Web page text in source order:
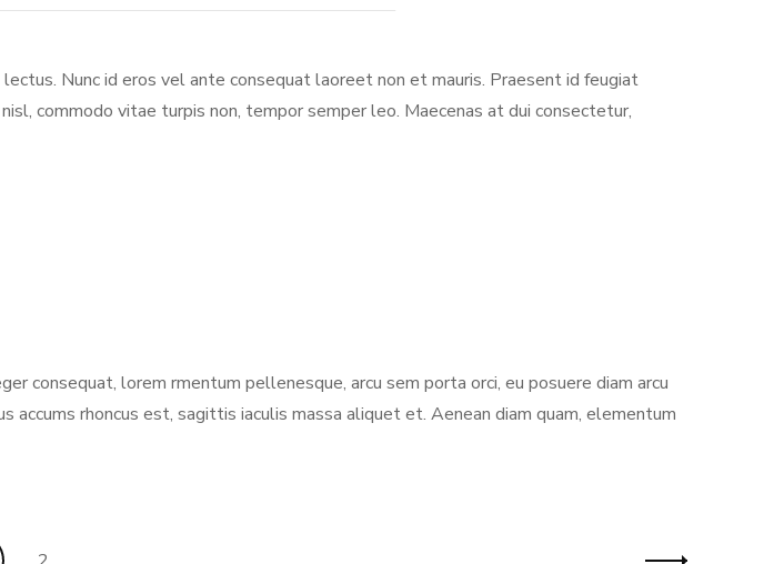
Nunc id eros vel ante consequat laoreet non et mauris. Praesent id feugiat
commodo vitae turpis non, tempor semper leo. Maecenas at dui consectetur,
consequat, lorem rmentum pellenesque, arcu sem porta orci, eu posuere diam arcu
accums rhoncus est, sagittis iaculis massa aliquet et. Aenean diam quam, elementum